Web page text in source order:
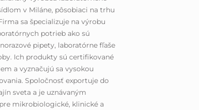
v Miláne, pôsobiaci na trhu
sa špecializuje na výrobu
potrieb ako sú
pipety, laboratórne fľaše
Ich produkty sú certifikované
a vyznačujú sa vysokou
Spoločnosť exportuje do
sveta a je uznávaným
mikrobiologické, klinické a